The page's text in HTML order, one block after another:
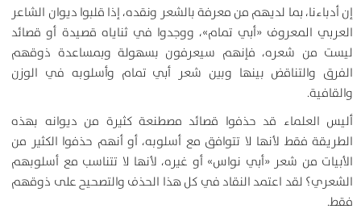
إن أدباءنا، بما لديهم من معرفة بالشعر ونقده، إذا قلبوا ديوان الشاعر
العربي المعروف «أبي تمام»، ووجدوا في ثناياه قصيدة أو قصائد
ليست من شعره، فإنهم سيعرفون بسهولة وبمساعدة ذوقهم
الفرق والتناقض بينها وبين شعر أبي تمام وأسلوبه في الوزن
والقافية.
أليس العلماء قد حذفوا قصائد مصطنعة كثيرة من ديوانه بهذه
الطريقة فقط لأنها لا تتوافق مع أسلوبه، أو أنهم حذفوا الكثير من
الأبيات من شعر «أبي نواس» أو غيره، لأنها لا تتناسب مع أسلوبهم
الشعري؟ لقد اعتمد النقاد في كل هذا الحذف والتصحيح على ذوقهم
فقط.